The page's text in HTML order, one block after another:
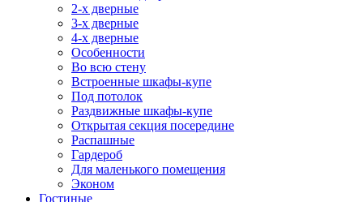
2-х дверные
3-х дверные
4-х дверные
Особенности
Во всю стену
Встроенные шкафы-купе
Под потолок
Раздвижные шкафы-купе
Открытая секция посередине
Распашные
Гардероб
Для маленького помещения
Эконом
Гостиные